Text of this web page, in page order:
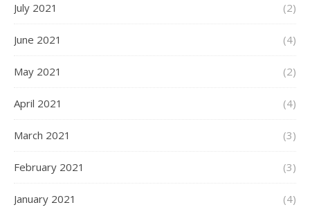
July 2021 (2)
June 2021 (4)
May 2021 (2)
April 2021 (4)
March 2021 (3)
February 2021 (3)
January 2021 (4)